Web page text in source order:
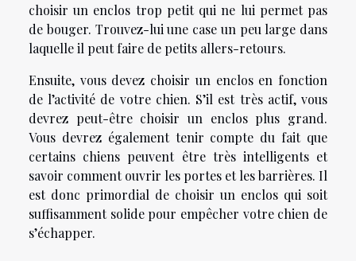
choisir un enclos trop petit qui ne lui permet pas
de bouger. Trouvez-lui une case un peu large dans
laquelle il peut faire de petits allers-retours.
Ensuite, vous devez choisir un enclos en fonction
de l’activité de votre chien. S’il est très actif, vous
devrez peut-être choisir un enclos plus grand.
Vous devrez également tenir compte du fait que
certains chiens peuvent être très intelligents et
savoir comment ouvrir les portes et les barrières. Il
est donc primordial de choisir un enclos qui soit
suffisamment solide pour empêcher votre chien de
s’échapper.